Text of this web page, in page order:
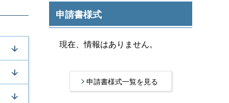
申請書様式
現在、情報はありません。
申請書様式一覧を見る